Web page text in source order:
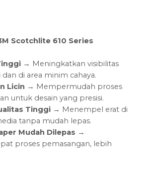
Scotchlite 610 Series
→ Meningkatkan visibilitas
di area minim cahaya.
Licin → Mempermudah proses
untuk desain yang presisi.
Tinggi → Menempel erat di
tanpa mudah lepas.
Mudah Dilepas →
proses pemasangan, lebih